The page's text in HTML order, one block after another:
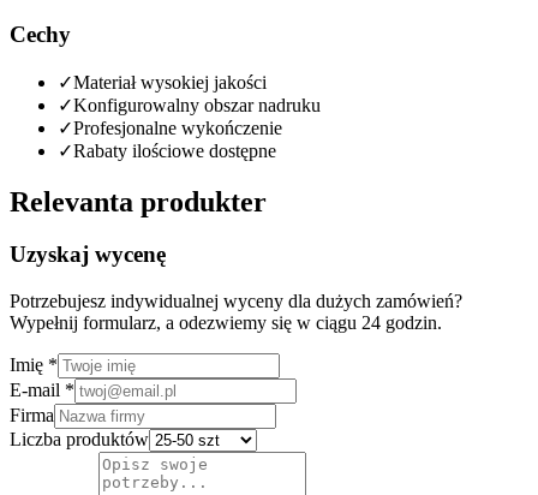
Cechy
✓Materiał wysokiej jakości
✓Konfigurowalny obszar nadruku
✓Profesjonalne wykończenie
✓Rabaty ilościowe dostępne
Relevanta produkter
Uzyskaj wycenę
Potrzebujesz indywidualnej wyceny dla dużych zamówień?
Wypełnij formularz, a odezwiemy się w ciągu 24 godzin.
Imię *
E-mail *
Firma
Liczba produktów